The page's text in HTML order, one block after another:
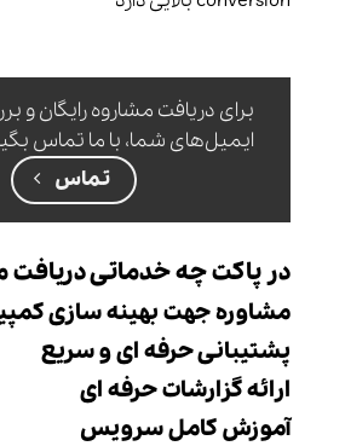
برای دریافت مشاروه رایگان و
ایمیل‌های شما، با ما تماس
تماس
در پاکت چه خدماتی دریافت
مشاوره جهت بهینه سازی
پشتیبانی حرفه ای و سریع
ارائه گزارشات حرفه ای
آموزش کامل سرویس